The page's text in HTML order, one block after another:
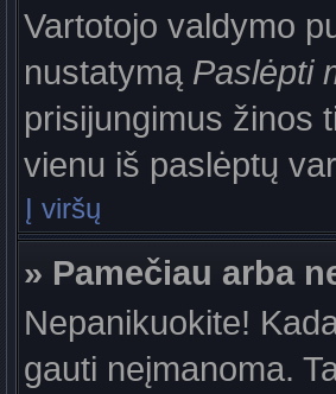
Vartotojo valdymo
nustatymą Paslėpti
prisijungimus žinos
vienu iš paslėptų
Į viršų
» Pamečiau arba
Nepanikuokite!
gauti neįmanoma.